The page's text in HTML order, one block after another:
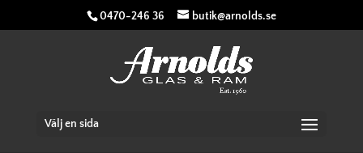
0470-246 36 butik@arnolds.se
Välj en sida